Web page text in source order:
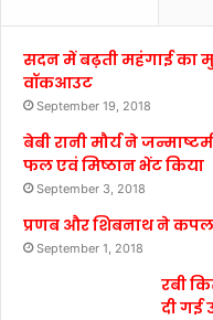
सदन में बढ़ती महंगाई का
वॉकआउट
September 19, 2018
बेबी रानी मौर्य ने
फल एवं मिष्ठान भेंट किया
September 3, 2018
प्रणब और शिबनाथ ने
September 1, 2018
रबी
दी गई